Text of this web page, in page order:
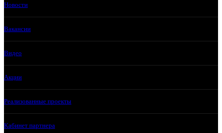
Новости
Вакансии
Видео
Акции
Реализованные проекты
Кабинет партнера